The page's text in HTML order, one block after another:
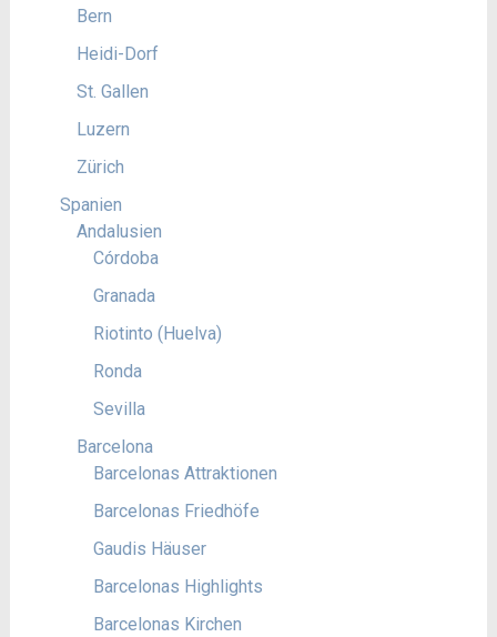
Bern
Heidi-Dorf
St. Gallen
Luzern
Zürich
Spanien
Andalusien
Córdoba
Granada
Riotinto (Huelva)
Ronda
Sevilla
Barcelona
Barcelonas Attraktionen
Barcelonas Friedhöfe
Gaudis Häuser
Barcelonas Highlights
Barcelonas Kirchen